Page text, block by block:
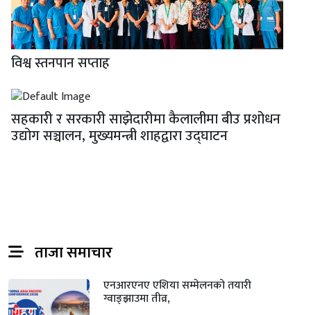
विश्व स्तनपान सप्ताह
सहकारी र सरकारी साझेदारीमा कैलालीमा बीउ प्रशोधन
उद्योग सञ्चालन, मुख्यमन्त्री शाहद्वारा उद्घाटन
ताजा समाचार
एनआरएनए एशिया सम्मेलनको तयारी
ग्वाङ्झाउमा तीव्र,